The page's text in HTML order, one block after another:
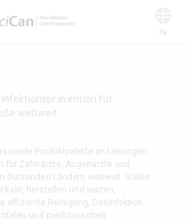
DE
für
weltweit.
Produktpalette an Lösungen
für Zahnärzte, Augenärzte und
Dutzenden Ländern weltweit. Vieles
herstellen und warten,
effiziente Reinigung, Desinfektion
und medizinischen